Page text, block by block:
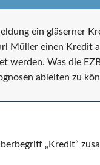
ein gläserner
Müller einen Kredit
werden. Was die
ableiten zu
„Kredit“